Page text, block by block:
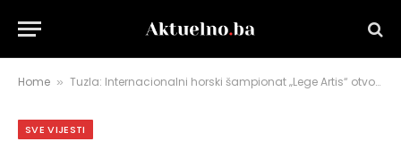
Home » Tuzla: Internacionalni horski šampionat „Lege Artis“ otvoren Svečanim koncertom
SVE VIJESTI